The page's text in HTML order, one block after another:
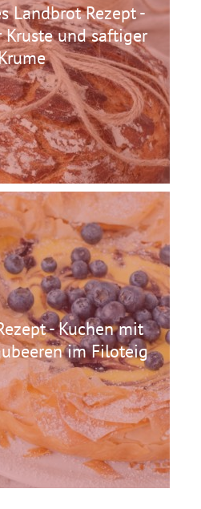
Landbrot Rezept -
und saftiger
- Kuchen mit
im Filoteig